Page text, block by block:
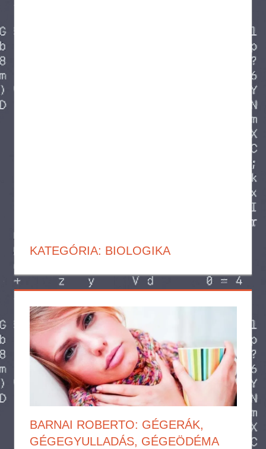
KATEGÓRIA: BIOLOGIKA
BARNAI ROBERTO: GÉGERÁK,
GÉGEGYULLADÁS, GÉGEÖDÉMA